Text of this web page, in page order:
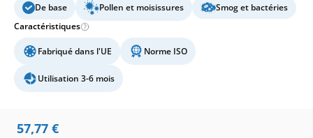
De base Pollen et moisissures
Smog et bactéries
Caractéristiques
Fabriqué dans l'UE Norme ISO
Utilisation 3-6 mois
57,77 €